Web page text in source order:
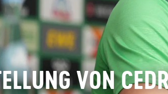
VON